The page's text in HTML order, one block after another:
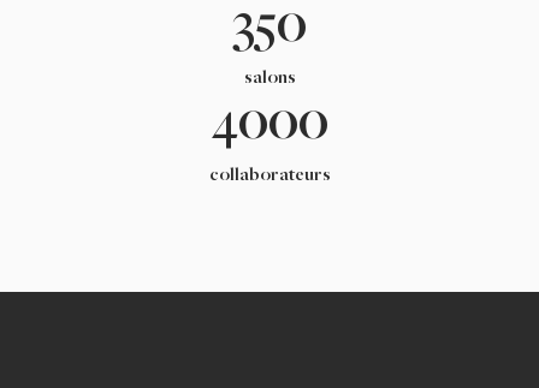
350
salons
4000
collaborateurs